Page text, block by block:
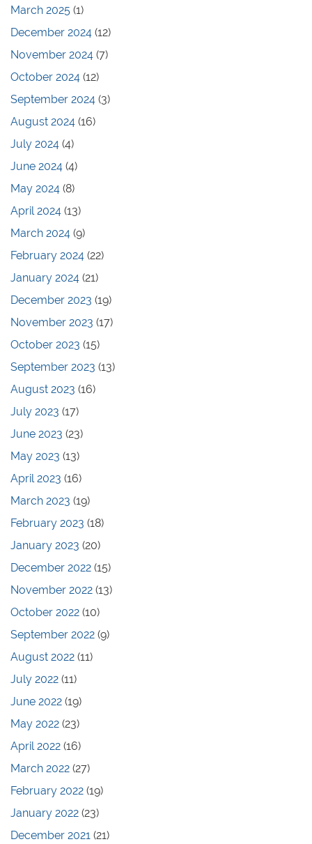
March 2025 (1)
December 2024 (12)
November 2024 (7)
October 2024 (12)
September 2024 (3)
August 2024 (16)
July 2024 (4)
June 2024 (4)
May 2024 (8)
April 2024 (13)
March 2024 (9)
February 2024 (22)
January 2024 (21)
December 2023 (19)
November 2023 (17)
October 2023 (15)
September 2023 (13)
August 2023 (16)
July 2023 (17)
June 2023 (23)
May 2023 (13)
April 2023 (16)
March 2023 (19)
February 2023 (18)
January 2023 (20)
December 2022 (15)
November 2022 (13)
October 2022 (10)
September 2022 (9)
August 2022 (11)
July 2022 (11)
June 2022 (19)
May 2022 (23)
April 2022 (16)
March 2022 (27)
February 2022 (19)
January 2022 (23)
December 2021 (21)